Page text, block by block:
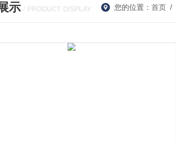
示 / PRODUCT DISPLAY 您的位置： 首页/